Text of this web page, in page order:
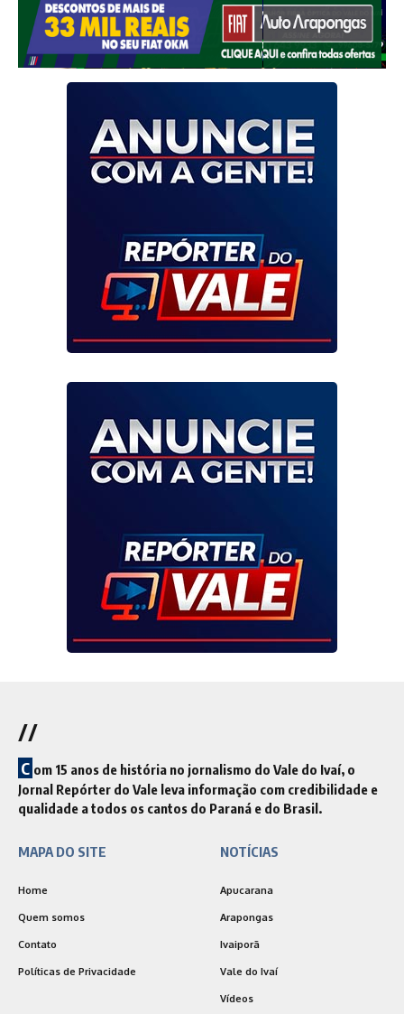
//
C om 15 anos de história no jornalismo do Vale do Ivaí, o
Jornal Repórter do Vale leva informação com credibilidade e
qualidade a todos os cantos do Paraná e do Brasil.
MAPA DO SITE
Home
Quem somos
Contato
Políticas de Privacidade
NOTÍCIAS
Apucarana
Arapongas
Ivaiporã
Vale do Ivaí
Vídeos